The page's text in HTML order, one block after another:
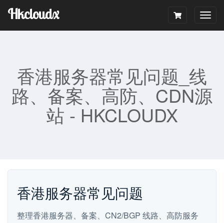
Hkcloudx
香港服务器常见问题_线
路、备案、高防、CDN源
站 - HKCLOUDX
香港服务器常见问题
整理香港服务器、备案、CN2/BGP 线路、高防服务